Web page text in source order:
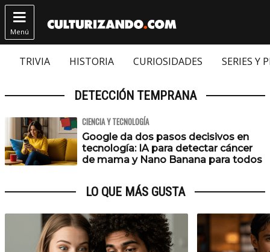

Menú
TRIVIA HISTORIA CURIOSIDADES SERIES Y
DETECCIÓN TEMPRANA
CIENCIA Y TECNOLOGÍA
Google da dos pasos decisivos en
tecnología: IA para detectar cáncer
de mama y Nano Banana para todos
LO QUE MÁS GUSTA